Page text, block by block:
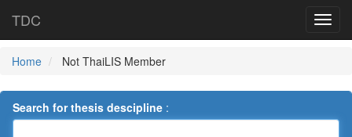
TDC
Home Not ThaiLIS Member
Search for thesis descipline :